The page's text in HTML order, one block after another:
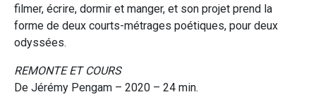
filmer, écrire, dormir et manger, et son projet prend la
forme de deux courts-métrages poétiques, pour deux
odyssées.
REMONTE ET COURS
De Jérémy Pengam – 2020 – 24 min.